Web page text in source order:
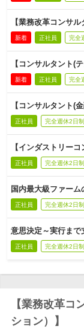
【業務改革コンサ
新着 正社員 完全
【コンサルタント(
新着 正社員 完全
【コンサルタント(
正社員 完全週休2日制
【インダストリー
正社員 完全週休2日制
国内最大級ファー
正社員 完全週休2日制
意思決定～実行まで
正社員 完全週休2日制
【業務改革コ
ション）】